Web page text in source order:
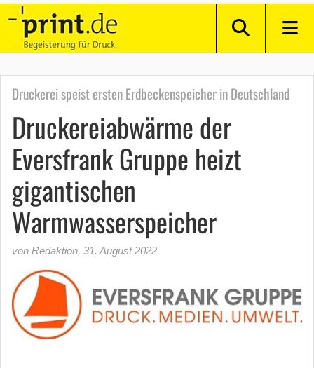
Druckerei speist ersten Erdbeckenspeicher in Deutschland
Druckereiabwärme der
Eversfrank Gruppe heizt
gigantischen
Warmwasserspeicher
von Redaktion, 31. August 2022